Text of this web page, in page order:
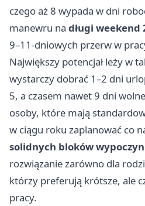
czego aż 8 wypada w dni
manewru na długi weekend
9–11-dniowych przerw w
Największy potencjał leży w
wystarczy dobrać 1–2 dni
5, a czasem nawet 9 dni
osoby, które mają
w ciągu roku zaplanować co
solidnych bloków
rozwiązanie zarówno dla
którzy preferują krótsze, ale
pracy.